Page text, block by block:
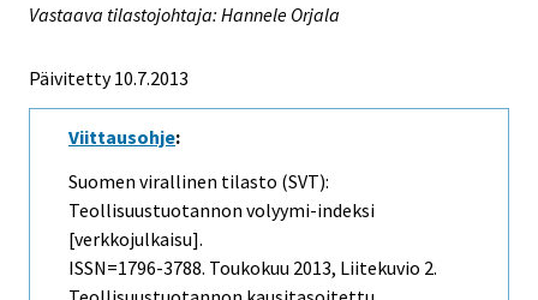
Vastaava tilastojohtaja: Hannele Orjala
Päivitetty 10.7.2013
Viittausohje:
Suomen virallinen tilasto (SVT):
Teollisuustuotannon volyymi-indeksi
[verkkojulkaisu].
ISSN=1796-3788. Toukokuu 2013, Liitekuvio 2.